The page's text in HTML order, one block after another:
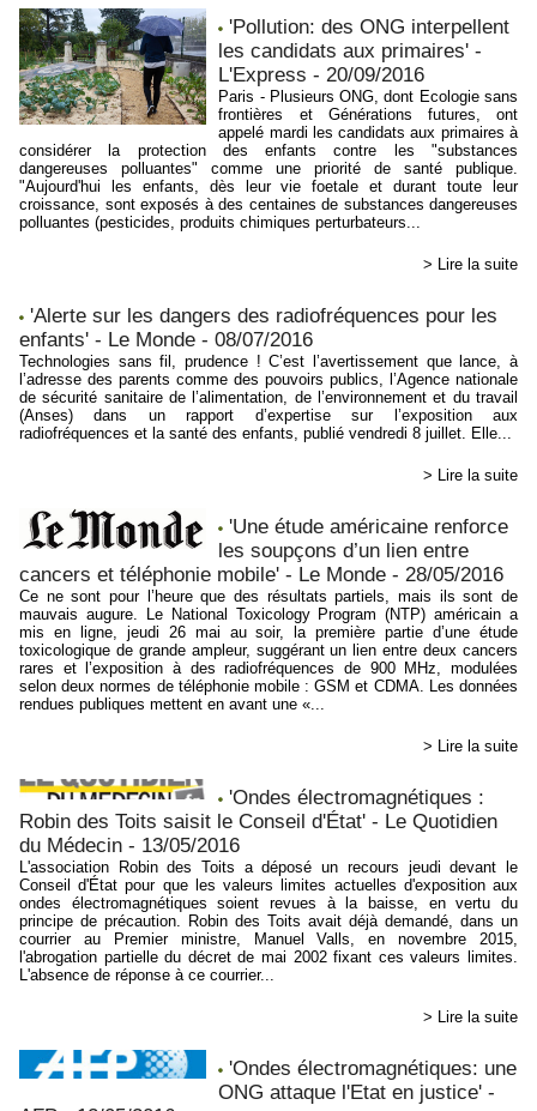
'Pollution: des ONG interpellent
les candidats aux primaires' -
L'Express - 20/09/2016
Paris - Plusieurs ONG, dont Ecologie sans
frontières et Générations futures, ont
appelé mardi les candidats aux primaires à
considérer la protection des enfants contre les "substances
dangereuses polluantes" comme une priorité de santé publique.
"Aujourd'hui les enfants, dès leur vie foetale et durant toute leur
croissance, sont exposés à des centaines de substances dangereuses
polluantes (pesticides, produits chimiques perturbateurs...
> Lire la suite
'Alerte sur les dangers des radiofréquences pour les
enfants' - Le Monde - 08/07/2016
Technologies sans fil, prudence ! C’est l’avertissement que lance, à
l’adresse des parents comme des pouvoirs publics, l’Agence nationale
de sécurité sanitaire de l’alimentation, de l’environnement et du travail
(Anses) dans un rapport d’expertise sur l’exposition aux
radiofréquences et la santé des enfants, publié vendredi 8 juillet. Elle...
> Lire la suite
'Une étude américaine renforce
les soupçons d’un lien entre
cancers et téléphonie mobile' - Le Monde - 28/05/2016
Ce ne sont pour l’heure que des résultats partiels, mais ils sont de
mauvais augure. Le National Toxicology Program (NTP) américain a
mis en ligne, jeudi 26 mai au soir, la première partie d’une étude
toxicologique de grande ampleur, suggérant un lien entre deux cancers
rares et l’exposition à des radiofréquences de 900 MHz, modulées
selon deux normes de téléphonie mobile : GSM et CDMA. Les données
rendues publiques mettent en avant une «...
> Lire la suite
'Ondes électromagnétiques :
Robin des Toits saisit le Conseil d'État' - Le Quotidien
du Médecin - 13/05/2016
L'association Robin des Toits a déposé un recours jeudi devant le
Conseil d'État pour que les valeurs limites actuelles d'exposition aux
ondes électromagnétiques soient revues à la baisse, en vertu du
principe de précaution. Robin des Toits avait déjà demandé, dans un
courrier au Premier ministre, Manuel Valls, en novembre 2015,
l'abrogation partielle du décret de mai 2002 fixant ces valeurs limites.
L'absence de réponse à ce courrier...
> Lire la suite
'Ondes électromagnétiques: une
ONG attaque l'Etat en justice' -